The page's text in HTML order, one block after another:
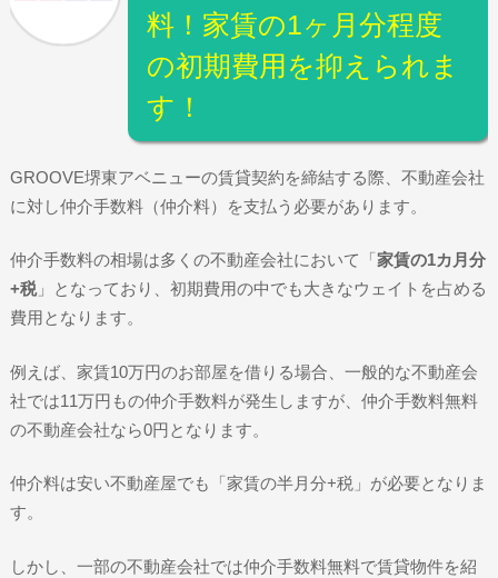
料！家賃の1ヶ月分程度
の初期費用を抑えられま
す！
GROOVE堺東アベニューの賃貸契約を締結する際、不動産会社
に対し仲介手数料（仲介料）を支払う必要があります。
仲介手数料の相場は多くの不動産会社において「家賃の1カ月分
+税」となっており、初期費用の中でも大きなウェイトを占める
費用となります。
例えば、家賃10万円のお部屋を借りる場合、一般的な不動産会
社では11万円もの仲介手数料が発生しますが、仲介手数料無料
の不動産会社なら0円となります。
仲介料は安い不動産屋でも「家賃の半月分+税」が必要となりま
す。
しかし、一部の不動産会社では仲介手数料無料で賃貸物件を紹